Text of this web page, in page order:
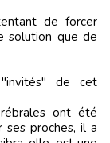
de forcer
solution que de
de cet
ont été
proches, il a